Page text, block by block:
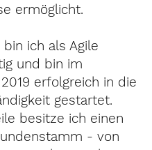
ermöglicht.
bin ich als Agile
und bin im
erfolgreich in die
gestartet.
besitze ich einen
- von